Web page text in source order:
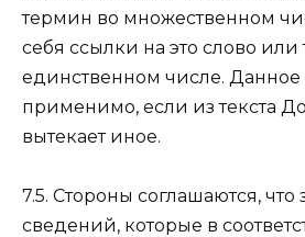
термин во множественном
себя ссылки на это слово
единственном числе. Данное
применимо, если из текста
вытекает иное.
7.5. Стороны соглашаются,
сведений, которые в